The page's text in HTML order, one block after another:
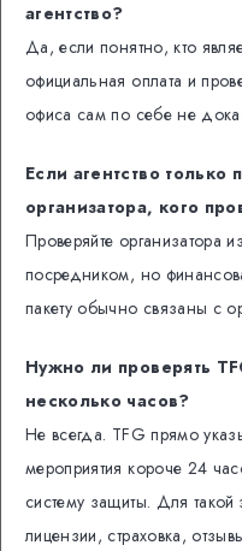
агентство?
Да, если понятно, кто
официальная оплата и
офиса сам по себе не
Если агентство только
организатора, кого
Проверяйте организатора
посредником, но
пакету обычно связаны с
Нужно ли проверять
несколько часов?
Не всегда. TFG прямо
мероприятия короче 24
систему защиты. Для
лицензии, страховка,